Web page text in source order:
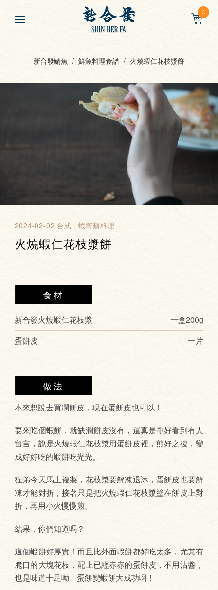
0
新合發鯖魚 鮮魚料理食譜 火燒蝦仁花枝漿餅
2024-02-02 台式 蝦蟹類料理
火燒蝦仁花枝漿餅
食材
新合發火燒蝦仁花枝漿
一盒200g
蛋餅皮
一片
做法
本來想說去買潤餅皮，現在蛋餅皮也可以！
要來吃個蝦餅，就缺潤餅皮沒有，還真是剛好看到有人
留言，說是火燒蝦仁花枝漿用蛋餅皮裡，煎好之後，變
成好好吃的蝦餅吃光光。
猩弟今天馬上複製，花枝漿要解凍退冰，蛋餅皮也要解
凍才能對折，接著只是把火燒蝦仁花枝漿塗在餅皮上對
折，再用小火慢慢煎。
結果，你們知道嗎？
這個蝦餅好厚實！而且比外面蝦餅都好吃太多，尤其有
脆口的大塊花枝，配上已經赤赤的蛋餅皮，不用沾醬，
也是味道十足呦！蛋餅變蝦餅大成功啊！